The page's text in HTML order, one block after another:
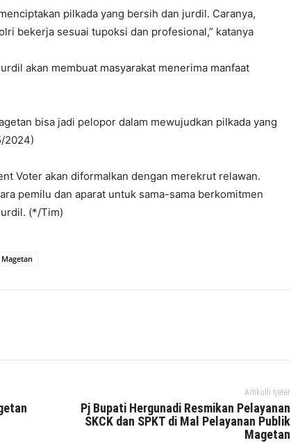
pilkada yang bersih dan jurdil. Caranya,
bekerja sesuai tupoksi dan profesional,” katanya
akan membuat masyarakat menerima manfaat
bisa jadi pelopor dalam mewujudkan pilkada yang
2024)
Voter akan diformalkan dengan merekrut relawan.
pemilu dan aparat untuk sama-sama berkomitmen
(*/Tim)
Artikulli tjetër
Pj Bupati Hergunadi Resmikan Pelayanan
SKCK dan SPKT di Mal Pelayanan Publik
Magetan